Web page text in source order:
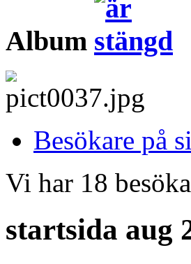
Album
Besökare på
Vi har 18
startsida aug